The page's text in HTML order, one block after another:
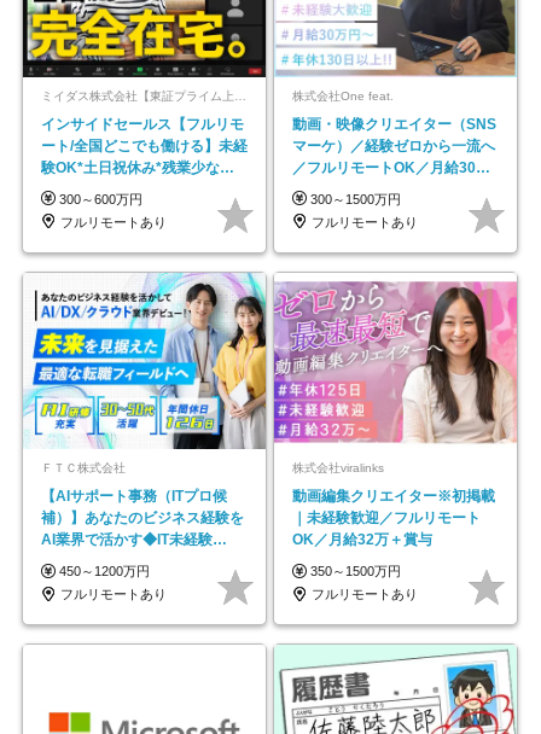
インサイドセールス【フルリモ
ート/全国どこでも働ける】未経
験OK*土日祝休み*残業少なめ*
在宅勤務手当あり
300～600万円
フルリモートあり
株式会社One feat.
動画・映像クリエイター（SNS
マーケ）／経験ゼロから一流へ
／フルリモートOK／月給30万
円～／年休130日以上
300～1500万円
フルリモートあり
ＦＴＣ株式会社
【AIサポート事務（ITプロ候
補）】あなたのビジネス経験を
AI業界で活かす◆IT未経験
OK◆目指せるコンサル
450～1200万円
フルリモートあり
株式会社viralinks
動画編集クリエイター※初掲載
｜未経験歓迎／フルリモート
OK／月給32万＋賞与
350～1500万円
フルリモートあり